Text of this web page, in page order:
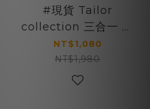
#現貨 Tailor
collection 三合一 可
拆卸 登山衝鋒衣 防風
保暖 六色
NT$1,080
NT$1,980